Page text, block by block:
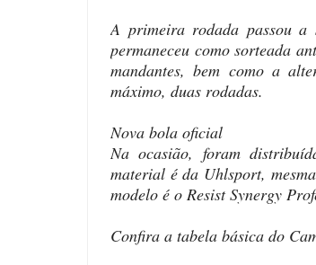
A primeira rodada passou a
permaneceu como sorteada
mandantes, bem como a
máximo, duas rodadas.
Nova bola oficial
Na ocasião, foram
material é da Uhlsport,
modelo é o Resist Synergy
Confira a tabela básica do